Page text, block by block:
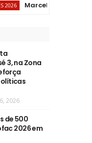
Marcelo Palhano visita
3, na Zona
2026
de 500
2026 em